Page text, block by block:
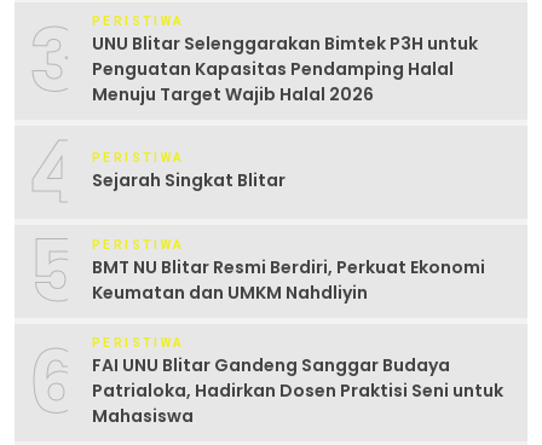
3 PERISTIWA
UNU Blitar Selenggarakan Bimtek P3H untuk
Penguatan Kapasitas Pendamping Halal
Menuju Target Wajib Halal 2026
4 PERISTIWA
Sejarah Singkat Blitar
5 PERISTIWA
BMT NU Blitar Resmi Berdiri, Perkuat Ekonomi
Keumatan dan UMKM Nahdliyin
6 PERISTIWA
FAI UNU Blitar Gandeng Sanggar Budaya
Patrialoka, Hadirkan Dosen Praktisi Seni untuk
Mahasiswa